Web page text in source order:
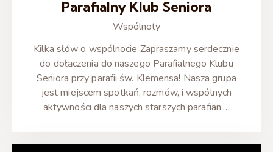
Parafialny Klub Seniora
Wspólnoty
Kilka słów o wspólnocie Zapraszamy serdecznie
do dołączenia do naszego Parafialnego Klubu
Seniora przy parafii św. Klemensa! Nasza grupa
jest miejscem spotkań, rozmów, i wspólnych
aktywności dla naszych starszych parafian.…